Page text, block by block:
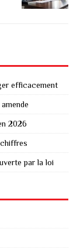
efficacement
2026
par la loi